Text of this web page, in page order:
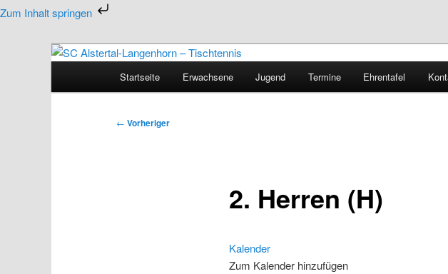
Zum
Zum Inhalt springen
SC Alstertal-Langenhorn –
Tischtennis in Hamburgs Norden
Startseite Erwachsene Jugend Termine Ehrentafel
Beitragsnavigation
← Vorheriger
2. Herren (H)
Kalender
Zum Kalender hinzufügen